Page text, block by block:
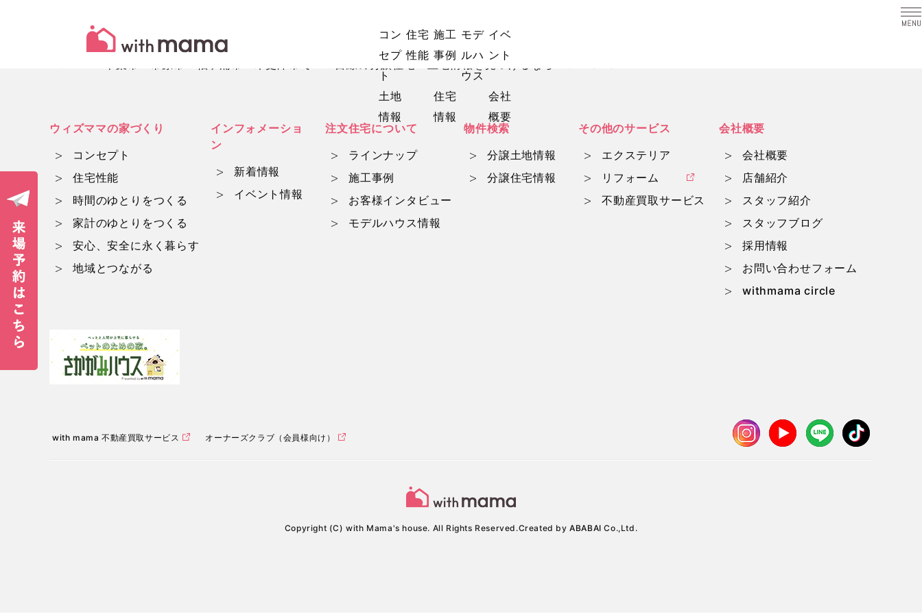
コン
セプ
ト
住宅
性能
施工
事例
モデ
ルハ
ウス
イベ
ント
土地
情報
住宅
情報
会社
概要
千葉市・市原市・袖ヶ浦市・木更津市でママ目線の分譲住宅・土地情報を見つけるならwith mama
ウィズママの家づくり
コンセプト
住宅性能
時間のゆとりをつくる
家計のゆとりをつくる
安心、安全に永く暮らす
地域とつながる
インフォメーショ
ン
新着情報
イベント情報
注文住宅について
ラインナップ
施工事例
お客様インタビュー
モデルハウス情報
物件検索
分譲土地情報
分譲住宅情報
その他のサービス
エクステリア
リフォーム
不動産買取サービス
会社概要
会社概要
店舗紹介
スタッフ紹介
スタッフブログ
採用情報
お問い合わせフォーム
withmama circle
with mama 不動産買取サービス オーナーズクラブ（会員様向け）
Copyright (C) with Mama's house. All Rights Reserved.Created byABABAI Co.,Ltd.